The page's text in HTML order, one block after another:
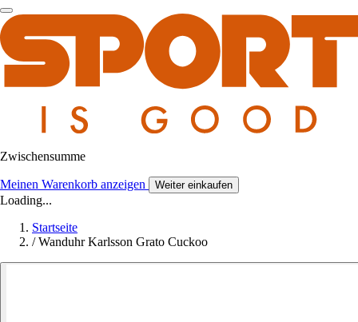
Zwischensumme
Meinen Warenkorb anzeigen Weiter einkaufen
Loading...
Startseite
/ Wanduhr Karlsson Grato Cuckoo